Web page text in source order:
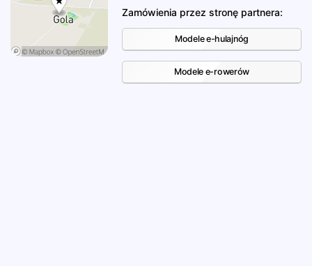
Zamówienia przez stronę partnera:
Modele e-hulajnóg
Modele e-rowerów